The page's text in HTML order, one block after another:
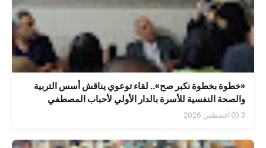
«خطوة بخطوة نكبر صح».. لقاء توعوي يناقش أسس التربية
والصحة النفسية للأسرة بالدار الأولي لأحباب المصطفي
3 أغسطس 2026